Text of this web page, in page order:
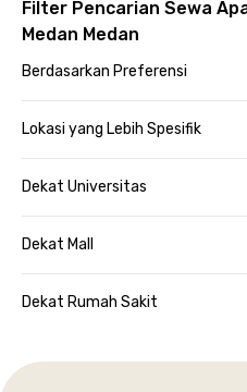
Filter Pencarian Sewa
Medan Medan
Berdasarkan Preferensi
Lokasi yang Lebih Spesifik
Dekat Universitas
Dekat Mall
Dekat Rumah Sakit